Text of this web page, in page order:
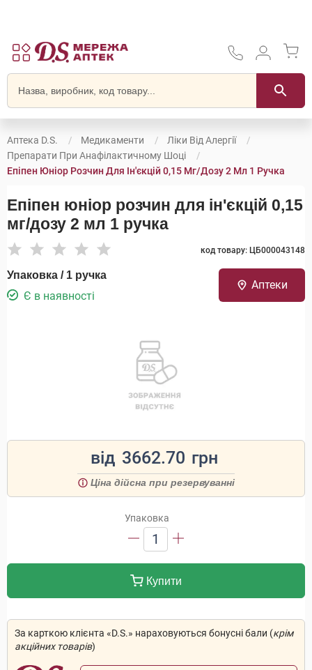
Аптека D.S. Медикаменти
Ліки Від Алергії
Препарати При Анафілактичному Шоці
Епіпен Юніор Розчин Для Ін'єкцій 0,15 Мг/дозу 2 Мл 1 Ручка
Епіпен юніор розчин для ін'єкцій 0,15
мг/дозу 2 мл 1 ручка
код товару: ЦБ000043148
Упаковка / 1 ручка
Є в наявності
Аптеки
від 3662.70 грн
Ціна дійсна при резервуванні
Упаковка
1
Купити
За карткою клієнта «D.S.» нараховуються бонусні бали (крім
акційних товарів)